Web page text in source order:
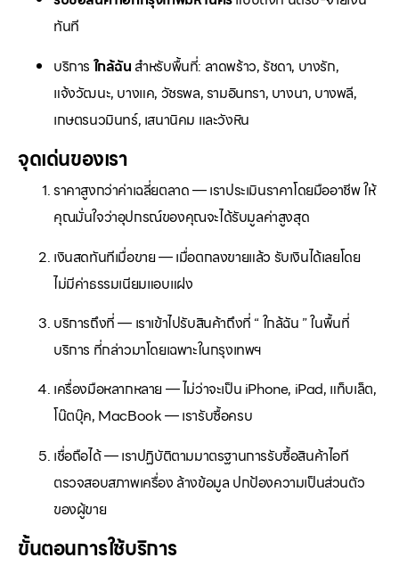
ทันที
บริการ ใกล้ฉัน สำหรับพื้นที่: ลาดพร้าว, รัชดา, บางรัก,
แจ้งวัฒนะ, บางแค, วัชรพล, รามอินทรา, บางนา, บางพลี,
เกษตรนวมินทร์, เสนานิคม และวังหิน
จุดเด่นของเรา
ราคาสูงกว่าค่าเฉลี่ยตลาด — เราประเมินราคาโดยมืออาชีพ ให้
คุณมั่นใจว่าอุปกรณ์ของคุณจะได้รับมูลค่าสูงสุด
เงินสดทันทีเมื่อขาย — เมื่อตกลงขายแล้ว รับเงินได้เลยโดย
ไม่มีค่าธรรมเนียมแอบแฝง
บริการถึงที่ — เราเข้าไปรับสินค้าถึงที่ “ ใกล้ฉัน ” ในพื้นที่
บริการ ที่กล่าวมาโดยเฉพาะในกรุงเทพฯ
เครื่องมือหลากหลาย — ไม่ว่าจะเป็น iPhone, iPad, แท็บเล็ต,
โน๊ตบุ๊ค, MacBook — เรารับซื้อครบ
เชื่อถือได้ — เราปฏิบัติตามมาตรฐานการรับซื้อสินค้าไอที
ตรวจสอบสภาพเครื่อง ล้างข้อมูล ปกป้องความเป็นส่วนตัว
ของผู้ขาย
ขั้นตอนการใช้บริการ